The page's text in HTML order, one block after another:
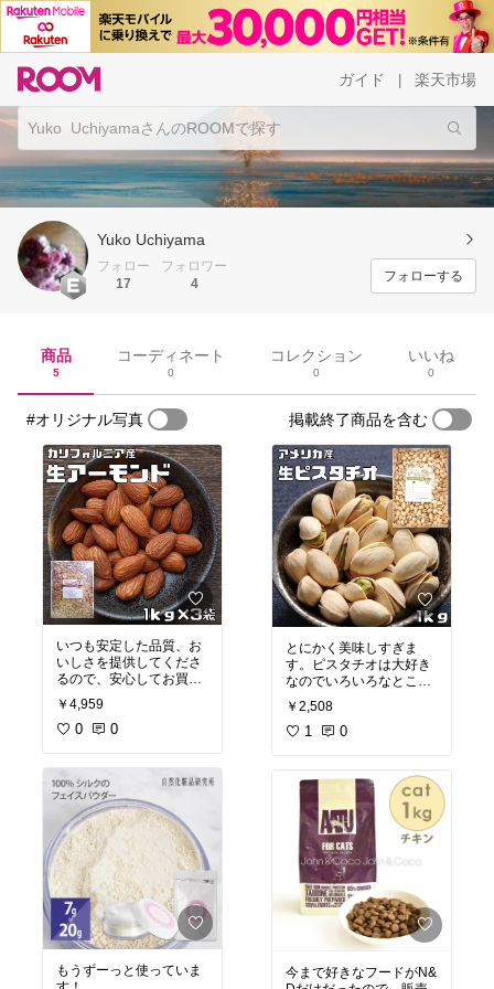
ガイド 楽天市場
Yuko Uchiyama
フォロー
17
フォロワー
4
フォローする
商品
5
コーディネート
0
コレクション
0
いいね
0
#オリジナル写真 掲載終了商品を含む
いつも安定した品質、お
いしさを提供してくださ
るので、安心してお買い
物出来ます。
大好きなショップさんで
す。
￥4,959
0 0
もうずーっと使っていま
とにかく美味しすぎま
す。ピスタチオは大好き
なのでいろいろなところ
から購入してきました
が、生のナッツは扱って
いるところが少ないです
ました。
ただ、最近急にお値段が
上がったのはとても残念
です。
￥2,508
1 0
今まで好きなフードがN&